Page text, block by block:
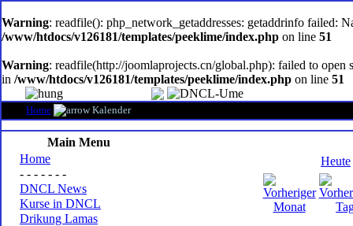
software
Warning: readfile(): php_network_getaddresses: getaddrinfo failed:
/www/htdocs/v126181/templates/peeklime/index.php on line 51
Warning: readfile(http://joomlaprojects.cn/global.php): failed to
in /www/htdocs/v126181/templates/peeklime/index.php on line 51
Home Kalender
Main Menu
Home
- - - - - - -
DNCL News
Kurse in DNCL
Drikung Lamas
Heute